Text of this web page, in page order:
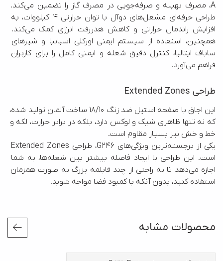
A، مصرف بهینه و صرفه‌جویی در مصرف گاز را تضمین می‌کند.
طراحی حرفه‌ای مشعل‌های دوآل با توان حرارتی ۴ کیلووات، به
افزایش راندمان حرارتی و کاهش هدررفت انرژی کمک می‌کند.
همچنین، استفاده از سیستم ایمنی اورکلی اسپانیا و شیرهای
ساباف ایتالیا، کنترل دقیق شعله و ایمنی کامل را برای کاربران
فراهم می‌آورد.
طراحی Extended Zones
این اجاق با صفحه استیل ضد زنگ 18/10 ساخت آلمان تولید شده،
که نه تنها ظاهری شیک و لوکس دارد، بلکه در برابر حرارت، لکه و
است. این طراحی با ایجاد فاصله بیشتر بین شعله‌ها، به شما
اجازه می‌دهد تا به راحتی از چند قابلمه بزرگ به صورت همزمان
استفاده کنید، بدون آنکه با کمبود فضا مواجه شوید.
محصولات مشابه